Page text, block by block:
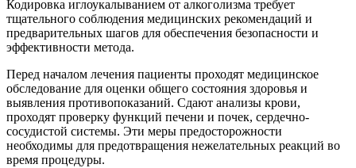
Кодировка иглоукалыванием от алкоголизма требует
тщательного соблюдения медицинских рекомендаций и
предварительных шагов для обеспечения безопасности и
эффективности метода.
Перед началом лечения пациенты проходят медицинское
обследование для оценки общего состояния здоровья и
выявления противопоказаний. Сдают анализы крови,
проходят проверку функций печени и почек, сердечно-
сосудистой системы. Эти меры предосторожности
необходимы для предотвращения нежелательных реакций во
время процедуры.